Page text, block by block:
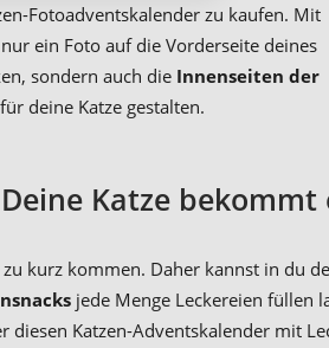
Fotoadventskalender zu kaufen. Mit
ein Foto auf die Vorderseite deines
sondern auch die Innenseiten der
deine Katze gestalten.
Deine Katze
kurz kommen. Daher kannst in du
jede Menge Leckereien füllen
Katzen-Adventskalender mit